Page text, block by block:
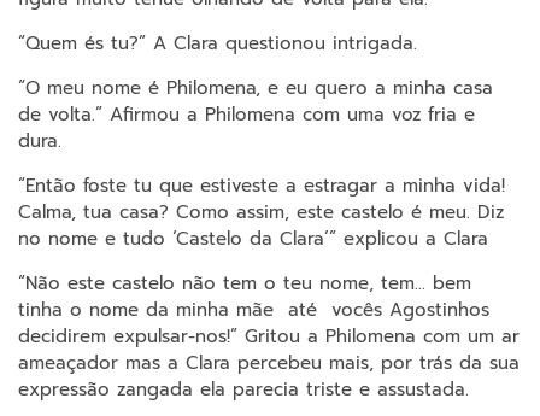
“Quem és tu?” A Clara questionou intrigada.
“O meu nome é Philomena, e eu quero a minha casa
de volta.” Afirmou a Philomena com uma voz fria e
dura.
“Então foste tu que estiveste a estragar a minha vida!
Calma, tua casa? Como assim, este castelo é meu. Diz
no nome e tudo ‘Castelo da Clara’” explicou a Clara
“Não este castelo não tem o teu nome, tem… bem
tinha o nome da minha mãe até vocês Agostinhos
decidirem expulsar-nos!” Gritou a Philomena com um ar
ameaçador mas a Clara percebeu mais, por trás da sua
expressão zangada ela parecia triste e assustada.